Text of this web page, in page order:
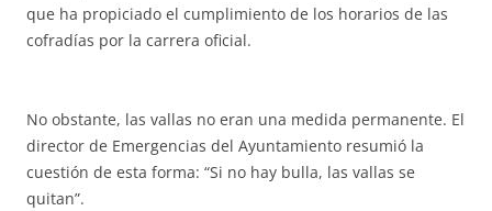
que ha propiciado el cumplimiento de los horarios de las
cofradías por la carrera oficial.
No obstante, las vallas no eran una medida permanente. El
director de Emergencias del Ayuntamiento resumió la
cuestión de esta forma: “Si no hay bulla, las vallas se
quitan”.